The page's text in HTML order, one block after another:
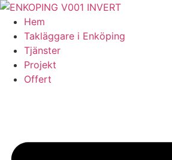
Skip
content
Hem
Takläggare i Enköping
Tjänster
Projekt
Offert